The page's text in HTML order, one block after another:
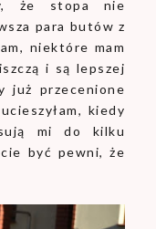
że stopa nie
para butów z
niektóre mam
i są lepszej
już przecenione
kiedy
mi do kilku
być pewni, że